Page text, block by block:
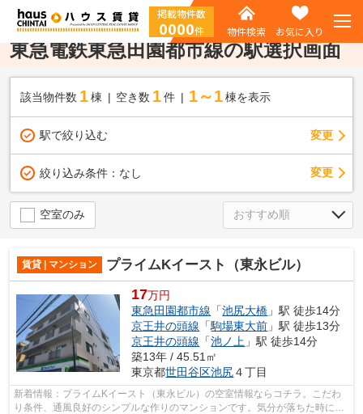
掲載物件数
0000件 物件検索 お気に入り
東急電鉄東急田園都市線の駅選択画面
該当物件数 1棟 空き数 1 件 1～1 棟を表示
駅で絞り込む 変更
絞り込み条件： なし 変更
空室のみ
賃貸 | マンション プライムKイースト（東永ビル）
17万円
東急田園都市線 「池尻大橋 」駅 徒歩14分
京王井の頭線 「駒場東大前 」駅 徒歩13分
京王井の頭線 「池ノ上 」駅 徒歩14分
築13年 / 45.51㎡
東京都世田谷区池尻４丁目
新着情報：プライムKイースト（東永ビル）の空室情報ならコチラ。こだわ
り条件、通風良好のシンプルな作りのマンションです。気分が落ちた時には